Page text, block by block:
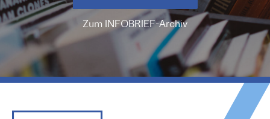
Zum INFOBRIEF-Archiv